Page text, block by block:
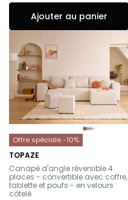
Ajouter au panier
Offre spéciale -10%
TOPAZE
-
Canapé d'angle réversible 4
places - convertible avec coffre,
tablette et poufs - en velours
côtelé